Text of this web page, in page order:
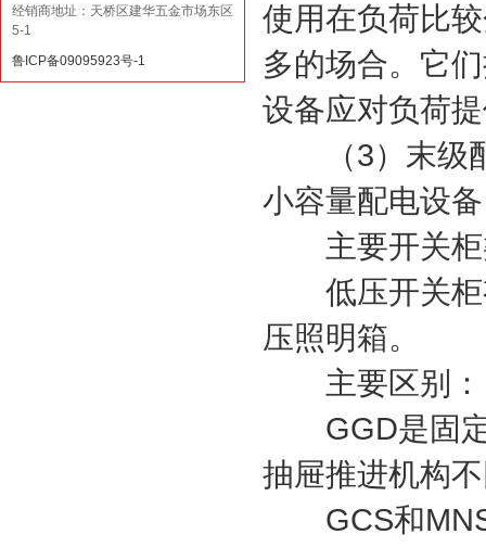
经销商地址：天桥区建华五金市场东区
5-1
鲁ICP备09095923号-1
使用在负荷比
多的场合。它
设备应对负荷
（3）末级配
小容量配电设
主要开关柜
低压开关柜
压照明箱。
主要区别：
GGD是固定
抽屉推进机构
GCS和MNS